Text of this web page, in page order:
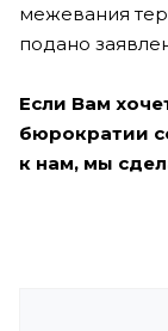
межевания
подано
Если Вам
бюрократии
к нам, мы